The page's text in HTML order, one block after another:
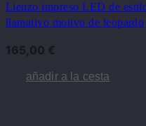
Lienzo impreso LED de
llamativo motivo de leopardo
165,00 €
añadir a la cesta